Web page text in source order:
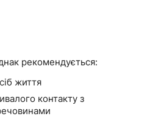
рекомендується:
життя
контакту з